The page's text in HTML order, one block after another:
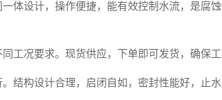
体设计，操作便捷，能有效控制水流，是腐
工况要求。现货供应，下单即可发货，确保工
结构设计合理，启闭自如，密封性能好，止